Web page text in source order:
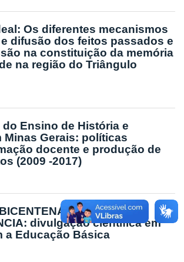
Os diferentes mecanismos
difusão dos feitos passados e
na constituição da memória
na região do Triângulo
Ensino de História e
Minas Gerais: políticas
docente e produção de
(2009 -2017)
DA
divulgação científica em
a Educação Básica